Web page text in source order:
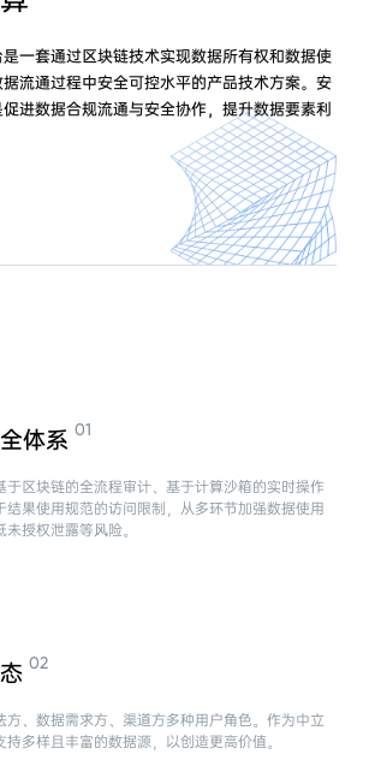
一套通过区块链技术实现数据所有权和数据使
流通过程中安全可控水平的产品技术方案。安
进数据合规流通与安全协作，提升数据要素利
体系
于区块链的全流程审计、基于计算沙箱的实时操作
结果使用规范的访问限制，从多环节加强数据使用
授权泄露等风险。
方、数据需求方、渠道方多种用户角色。作为中立
多样且丰富的数据源，以创造更高价值。